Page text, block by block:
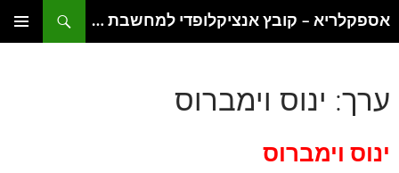
אספקלריא – קובץ אנציקלופדי למחשבת היהדות
ערך: ינוס וימברוס
ינוס וימברוס